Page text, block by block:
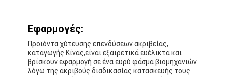
Προϊόντα
Περίπου εμείς
Εφαρμογές:
Προϊόντα χύτευσης επενδύσεων ακριβείας,
καταγωγής Κίνας,είναι εξαιρετικά ευέλικτα και
βρίσκουν εφαρμογή σε ένα ευρύ φάσμα βιομηχανιών
λόγω της ακριβούς διαδικασίας κατασκευής τους